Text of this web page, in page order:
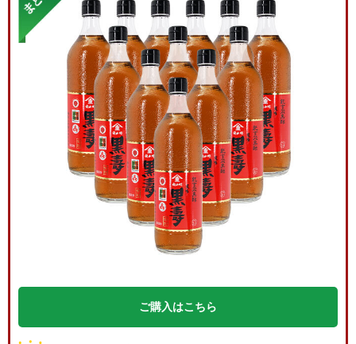
ご購入はこちら